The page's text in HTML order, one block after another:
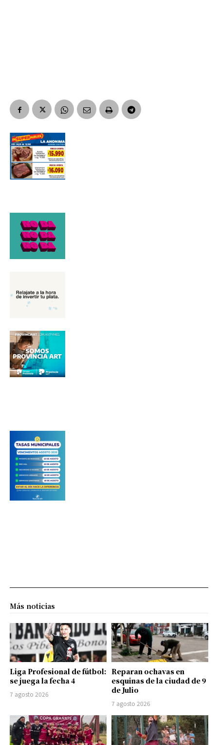
Más noticias
Liga Profesional de fútbol:
se juega la fecha 4
7 agosto 2026
Reparan ochavas en
esquinas de la ciudad de 9
de Julio
7 agosto 2026